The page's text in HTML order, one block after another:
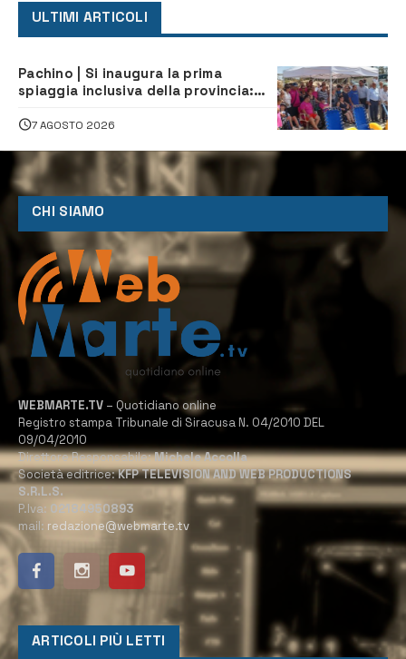
ULTIMI ARTICOLI
Pachino | Si inaugura la prima
spiaggia inclusiva della provincia:
tutti
7 AGOSTO 2026
CHI SIAMO
WEBMARTE.TV – Quotidiano online
Registro stampa Tribunale di Siracusa N. 04/2010 DEL
09/04/2010
Direttore Responsabile:Michele Accolla
Società editrice:KFP TELEVISION AND WEB PRODUCTIONS
S.R.L.S.
P.Iva: 02184950893
mail: redazione@webmarte.tv
ARTICOLI PIÙ LETTI